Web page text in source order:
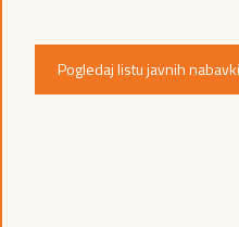
Pogledaj listu javnih nabavki